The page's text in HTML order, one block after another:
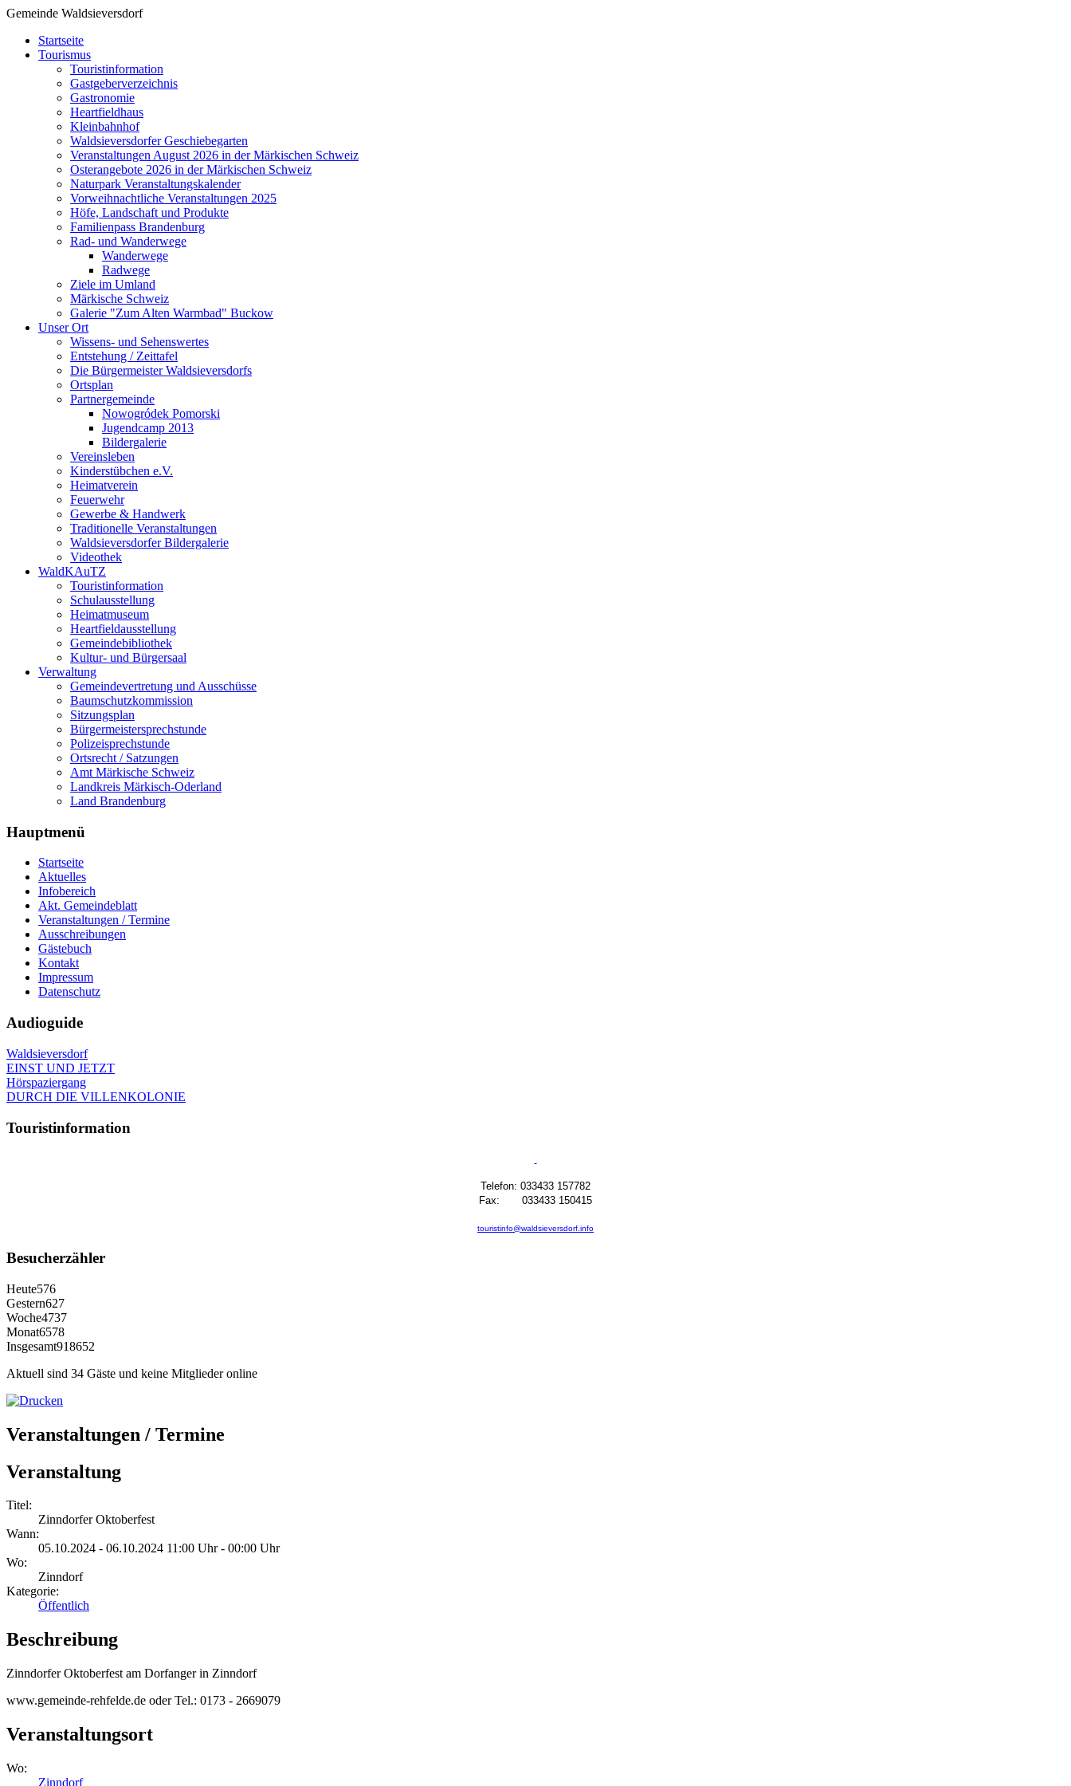
Gemeinde Waldsieversdorf
Startseite
Tourismus
Touristinformation
Gastgeberverzeichnis
Gastronomie
Heartfieldhaus
Kleinbahnhof
Waldsieversdorfer Geschiebegarten
Veranstaltungen August 2026 in der Märkischen Schweiz
Osterangebote 2026 in der Märkischen Schweiz
Naturpark Veranstaltungskalender
Vorweihnachtliche Veranstaltungen 2025
Höfe, Landschaft und Produkte
Familienpass Brandenburg
Rad- und Wanderwege
Wanderwege
Radwege
Ziele im Umland
Märkische Schweiz
Galerie "Zum Alten Warmbad" Buckow
Unser Ort
Wissens- und Sehenswertes
Entstehung / Zeittafel
Die Bürgermeister Waldsieversdorfs
Ortsplan
Partnergemeinde
Nowogródek Pomorski
Jugendcamp 2013
Bildergalerie
Vereinsleben
Kinderstübchen e.V.
Heimatverein
Feuerwehr
Gewerbe & Handwerk
Traditionelle Veranstaltungen
Waldsieversdorfer Bildergalerie
Videothek
WaldKAuTZ
Touristinformation
Schulausstellung
Heimatmuseum
Heartfieldausstellung
Gemeindebibliothek
Kultur- und Bürgersaal
Verwaltung
Gemeindevertretung und Ausschüsse
Baumschutzkommission
Sitzungsplan
Bürgermeistersprechstunde
Polizeisprechstunde
Ortsrecht / Satzungen
Amt Märkische Schweiz
Landkreis Märkisch-Oderland
Land Brandenburg
Hauptmenü
Startseite
Aktuelles
Infobereich
Akt. Gemeindeblatt
Veranstaltungen / Termine
Ausschreibungen
Gästebuch
Kontakt
Impressum
Datenschutz
Audioguide
Waldsieversdorf
EINST UND JETZT
Hörspaziergang
DURCH DIE VILLENKOLONIE
Touristinformation
Telefon: 033433 157782
Fax: 033433 150415
touristinfo@waldsieversdorf.info
Besucherzähler
Heute576
Gestern627
Woche4737
Monat6578
Insgesamt918652
Aktuell sind 34 Gäste und keine Mitglieder online
Veranstaltungen / Termine
Veranstaltung
Titel:
Zinndorfer Oktoberfest
Wann:
05.10.2024 - 06.10.2024 11:00 Uhr - 00:00 Uhr
Wo:
Zinndorf
Kategorie:
Öffentlich
Beschreibung
Zinndorfer Oktoberfest am Dorfanger in Zinndorf
www.gemeinde-rehfelde.de oder Tel.: 0173 - 2669079
Veranstaltungsort
Wo:
Zinndorf